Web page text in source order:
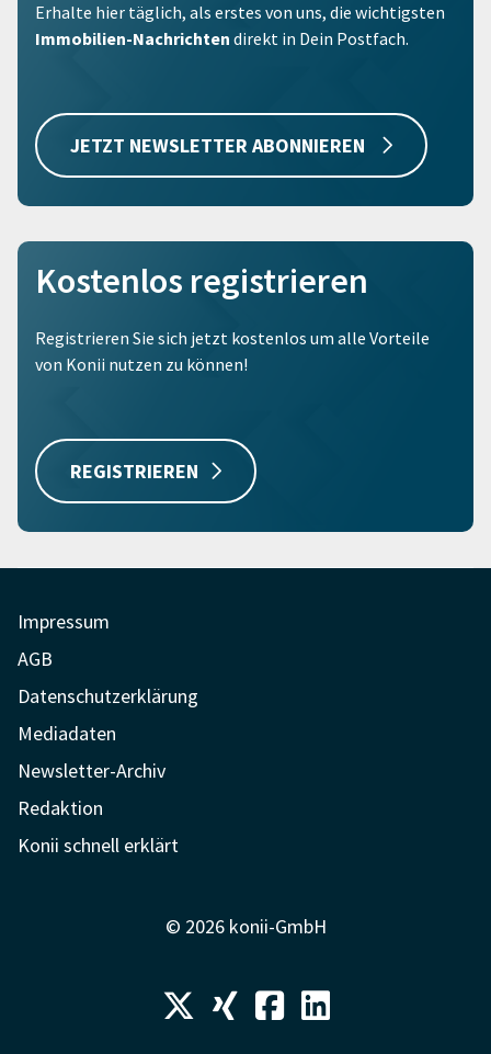
Erhalte hier täglich, als erstes von uns, die wichtigsten
Immobilien-Nachrichten direkt in Dein Postfach.
JETZT NEWSLETTER ABONNIEREN
Kostenlos registrieren
Registrieren Sie sich jetzt kostenlos um alle Vorteile
von Konii nutzen zu können!
REGISTRIEREN
Impressum
AGB
Datenschutzerklärung
Mediadaten
Newsletter-Archiv
Redaktion
Konii schnell erklärt
© 2026 konii-GmbH